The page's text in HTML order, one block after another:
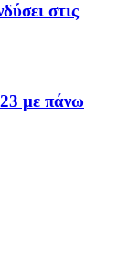
στις
με πάνω